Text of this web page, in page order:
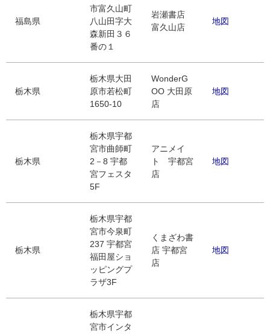
福島県
市富久山町
八山田字大
森新田３６
番の１
岩瀬書店
富久山店
地図
栃木県
栃木県大田
原市若松町
1650-10
WonderG
OO 大田原
店
地図
栃木県
栃木県宇都
宮市曲師町
2－8 宇都
宮フェスタ
5F
アニメイ
ト 宇都宮
店
地図
栃木県
栃木県宇都
宮市今泉町
237 宇都宮
福田屋ショ
ッピングプ
ラザ3F
くまざわ書
店 宇都宮
店
地図
栃木県宇都
宮市インタ